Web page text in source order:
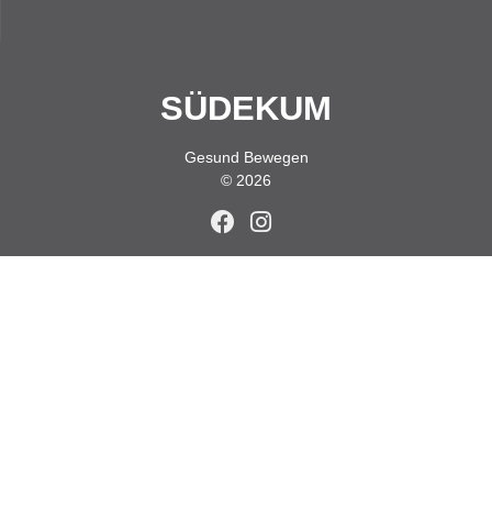
SÜDEKUM
Gesund Bewegen
© 2026